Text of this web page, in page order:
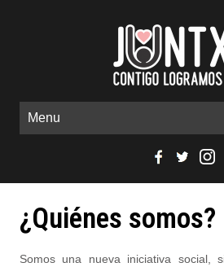
Menu
¿Quiénes somos?
Somos una nueva iniciativa social,